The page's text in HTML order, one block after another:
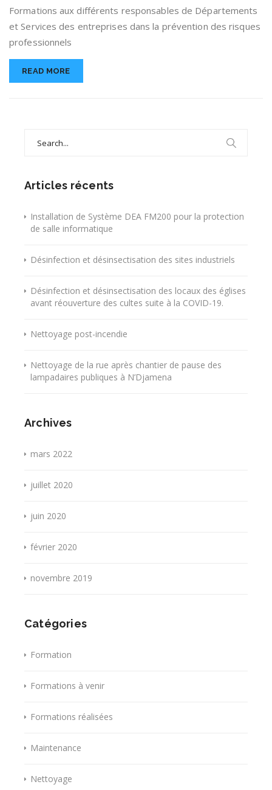
et
mitigation
des
Formations aux différents responsables de Départements
et Services des entreprises dans la prévention des risques
professionnels
READ MORE
Articles récents
Installation de Système DEA FM200 pour la protection
de salle informatique
Désinfection et désinsectisation des sites industriels
Désinfection et désinsectisation des locaux des églises
avant réouverture des cultes suite à la COVID-19.
Nettoyage post-incendie
Nettoyage de la rue après chantier de pause des
lampadaires publiques à N’Djamena
Archives
mars 2022
juillet 2020
juin 2020
février 2020
novembre 2019
Catégories
Formation
Formations à venir
Formations réalisées
Maintenance
Nettoyage